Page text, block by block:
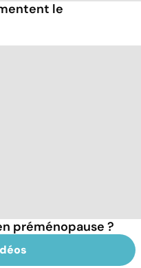
le
préménopause ?